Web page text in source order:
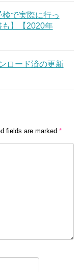
で実際に行っ
】【2020年
ロード済の更新
fields are marked *